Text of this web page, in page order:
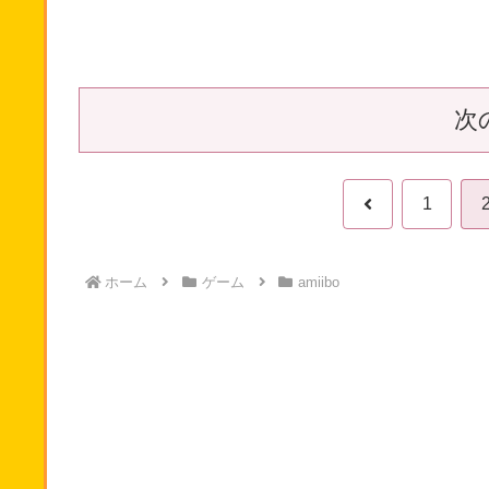
次
前 1 2
ホーム ゲーム amiibo